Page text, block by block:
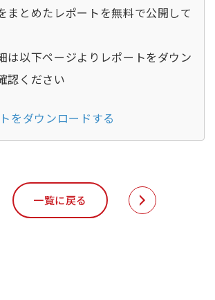
まとめたレポートを無料で公開して
は以下ページよりレポートをダウン
認ください
をダウンロードする
一覧に戻る